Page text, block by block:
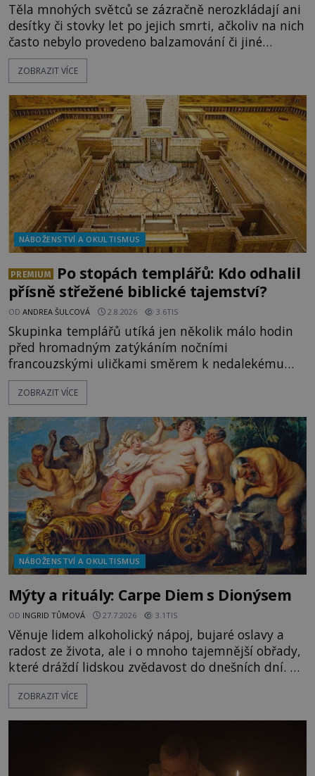
Těla mnohých světců se zázračně nerozkládají ani
desítky či stovky let po jejich smrti, ačkoliv na nich
často nebylo provedeno balzamování či jiné
pokusy o konzervaci. Neporušené ostatky bývají
považovány za důkaz svatosti zemřelých. Jaké
osobností ochraňují? Na hřbitově u kláštera
Milosrdných
ZOBRAZIT VÍCE
NÁBOŽENSTVÍ A OKULTISMUS
PREMIUM
Po stopách templářů: Kdo odhalil
přísně střežené biblické tajemství?
OD ANDREA ŠULCOVÁ 2.8.2026 3.6TIS
Skupinka templářů utíká jen několik málo hodin
před hromadným zatýkáním nočními
francouzskými uličkami směrem k nedalekému
přístavu. Jeden z nich má přes ramena ranec s
tajemným obsahem. Kapitán lodi už na ně čeká.
vyplouváme,“ sdělí jim. „Kam máme namířeno,
kapitáne?“ zeptá se ho jeden z templářů. „Do Sk
ZOBRAZIT VÍCE
NÁBOŽENSTVÍ A OKULTISMUS
Mýty a rituály: Carpe Diem s Dionýsem
OD INGRID TŮMOVÁ 27.7.2026 3.1TIS
Věnuje lidem alkoholický nápoj, bujaré oslavy a
radost ze života, ale i o mnoho tajemnější obřady,
které dráždí lidskou zvědavost do dnešních dní. Co
doopravdy představuje bůh, jemuž Římané říkají
Bakchus? Mytologický příběh řeckého boha
ZOBRAZIT VÍCE